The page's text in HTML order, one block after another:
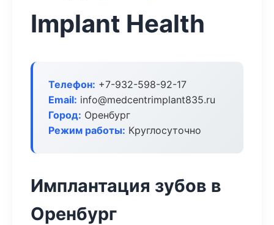
Implant Health
Телефон: +7-932-598-92-17
Email: info@medcentrimplant835.ru
Город: Оренбург
Режим работы: Круглосуточно
Имплантация зубов в
Оренбург